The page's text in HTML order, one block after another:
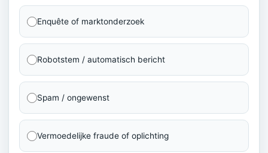
Enquête of marktonderzoek
Robotstem / automatisch bericht
Spam / ongewenst
Vermoedelijke fraude of oplichting